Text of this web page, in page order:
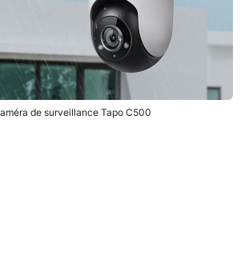
de surveillance Tapo C500